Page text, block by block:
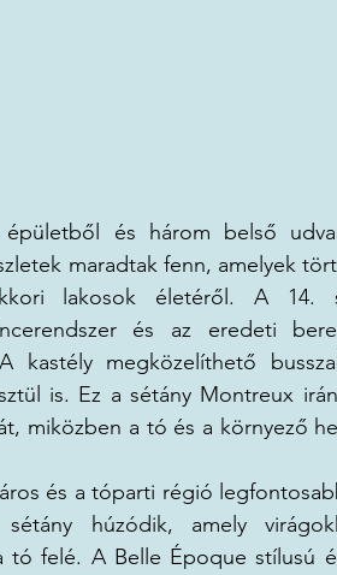
és három belső
maradtak fenn, amelyek
lakosok életéről. A 14.
és az eredeti
kastély megközelíthető
is. Ez a sétány Montreux
miközben a tó és a környező
és a tóparti régió
húzódik, amely
felé. A Belle Époque stílusú